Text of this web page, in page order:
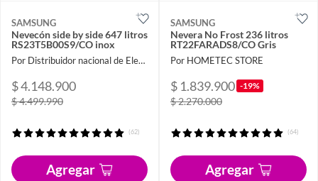
SAMSUNG
Nevecón side by side 647 litros
RS23T5B00S9/CO inox
Por Distribuidor nacional de Electrodomésticos
$ 4.148.900
$ 4.499.990
(62)
Agregar
SAMSUNG
Nevera No Frost 236 litros
RT22FARADS8/CO Gris
Por HOMETEC STORE
$ 1.839.900 -19%
$ 2.270.000
(64)
Agregar